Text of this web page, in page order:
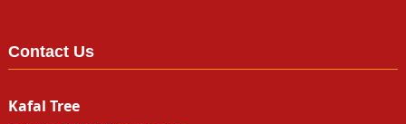
Contact Us
Kafal Tree